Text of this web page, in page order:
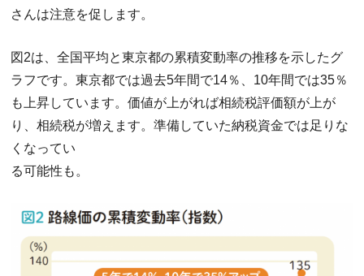
さんは注意を促します。
図2は、全国平均と東京都の累積変動率の推移を示したグ
ラフです。東京都では過去5年間で14％、10年間では35％
も上昇しています。価値が上がれば相続税評価額が上が
り、相続税が増えます。準備していた納税資金では足りな
くなってい
る可能性も。